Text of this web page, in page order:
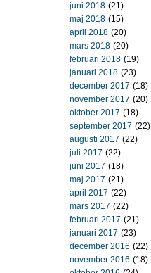
juni 2018 (21)
maj 2018 (15)
april 2018 (20)
mars 2018 (20)
februari 2018 (19)
januari 2018 (23)
december 2017 (18)
november 2017 (20)
oktober 2017 (18)
september 2017 (22)
augusti 2017 (22)
juli 2017 (22)
juni 2017 (18)
maj 2017 (21)
april 2017 (22)
mars 2017 (22)
februari 2017 (21)
januari 2017 (23)
december 2016 (22)
november 2016 (18)